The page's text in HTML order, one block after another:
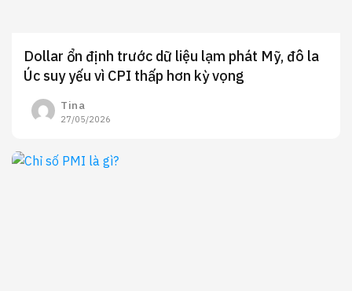
Dollar ổn định trước dữ liệu lạm phát Mỹ, đô la
Úc suy yếu vì CPI thấp hơn kỳ vọng
Tina
27/05/2026